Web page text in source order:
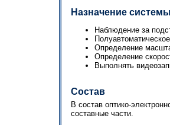
Назначение системы
Наблюдение за
Определение
Определение
Выполнять
Состав
В состав оптико-
составные части.